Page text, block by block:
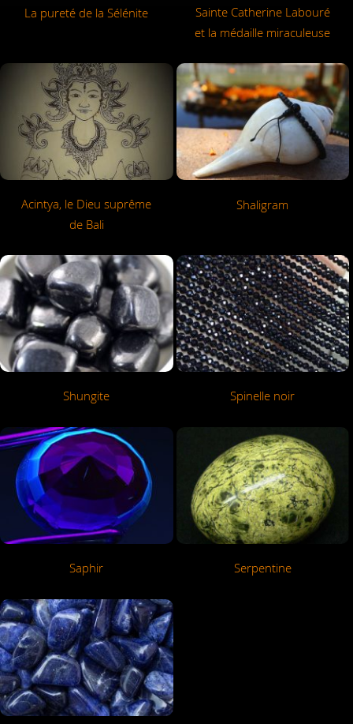
La pureté de la Sélénite
Sainte Catherine Labouré
et la médaille miraculeuse
Acintya, le Dieu suprême
de Bali
Shaligram
Shungite Spinelle noir
Saphir Serpentine